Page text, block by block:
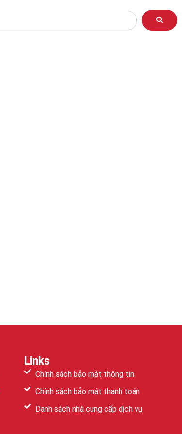
Links
Chính sách bảo mật thông tin
Chính sách bảo mật thanh toán
Danh sách nhà cung cấp dịch vụ